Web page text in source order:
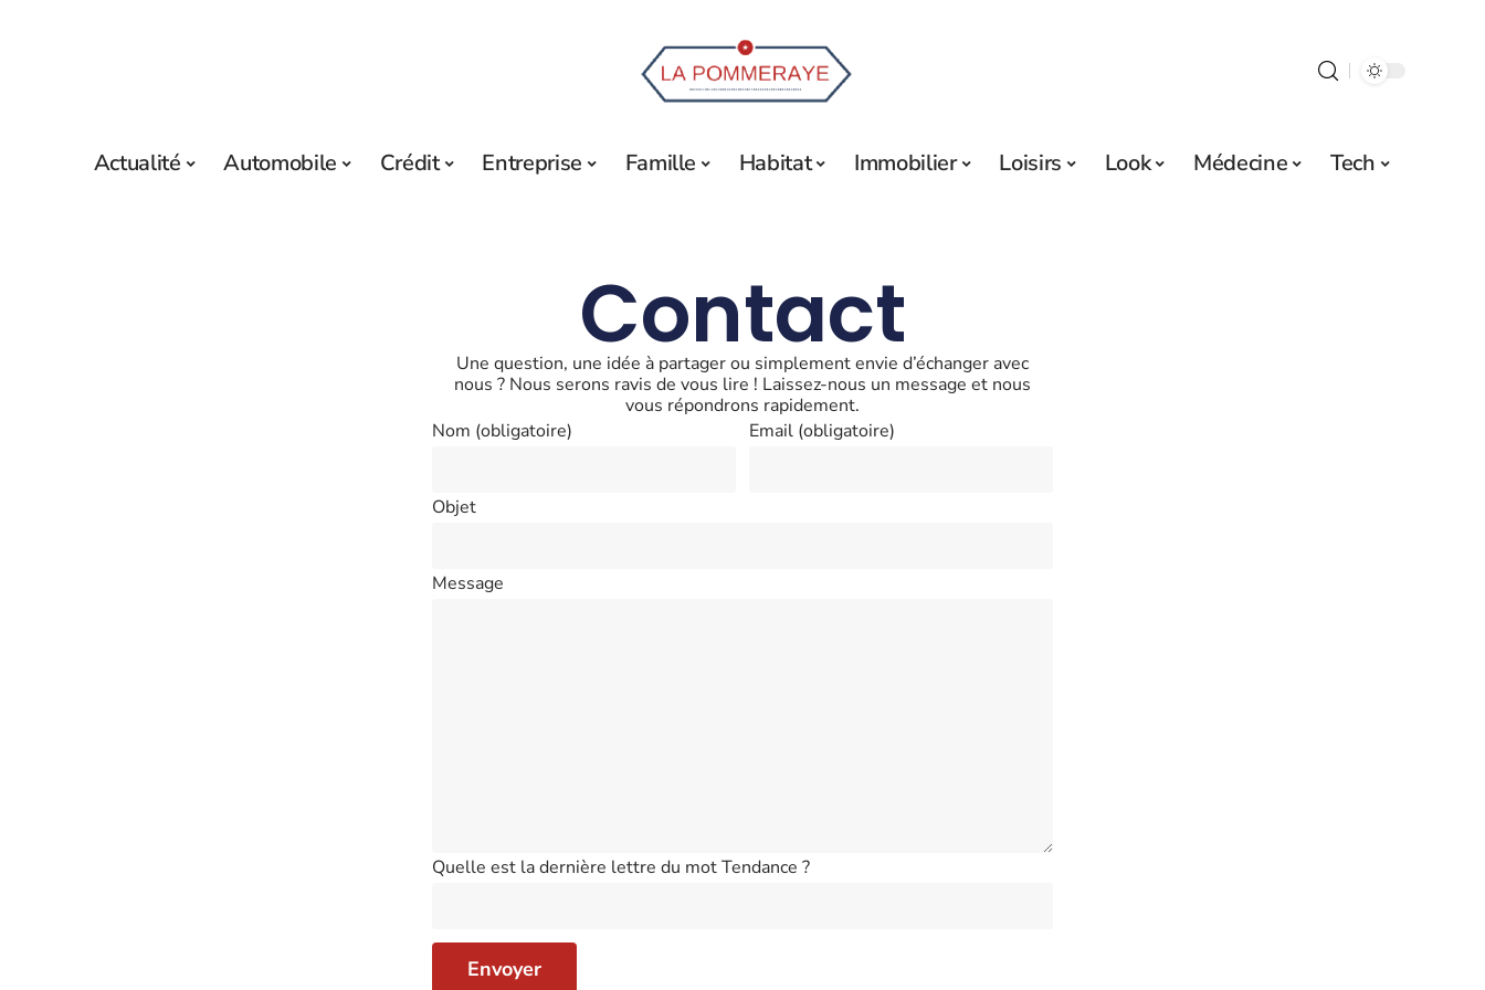
Actualité Automobile Crédit Entreprise Famille Habitat Immobilier Loisirs Look Médecine Tech
Contact
Une question, une idée à partager ou simplement envie d’échanger avec
nous ? Nous serons ravis de vous lire ! Laissez-nous un message et nous
vous répondrons rapidement.
Nom (obligatoire)
Email (obligatoire)
Objet
Message
Quelle est la dernière lettre du mot Tendance ?